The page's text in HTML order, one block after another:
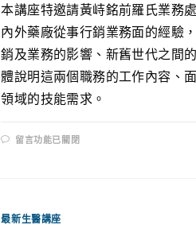
本講座特邀請黃峙銘前羅氏業務
內外藥廠從事行銷業務面的經驗
銷及業務的影響、新舊世代之間
體說明這兩個職務的工作內容、
領域的技能需求。
留言功能已關閉
最新生醫講座